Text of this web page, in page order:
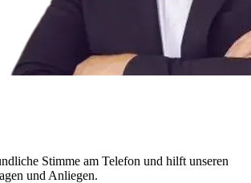
Stimme am Telefon und hilft unseren
und Anliegen.